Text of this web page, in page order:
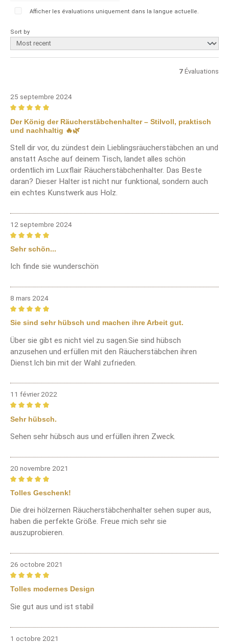
Afficher les évaluations uniquement dans la langue actuelle.
Sort by
7 Évaluations
25 septembre 2024
Review with rating of 5 out of 5 stars
Der König der Räucherstäbchenhalter – Stilvoll, praktisch
und nachhaltig 🔥🌿
Stell dir vor, du zündest dein Lieblingsräucherstäbchen an und
anstatt Asche auf deinem Tisch, landet alles schön
ordentlich im Luxflair Räucherstäbchenhalter. Das Beste
daran? Dieser Halter ist nicht nur funktional, sondern auch
ein echtes Kunstwerk aus Holz.
12 septembre 2024
Review with rating of 5 out of 5 stars
Sehr schön...
Ich finde sie wunderschön
8 mars 2024
Review with rating of 5 out of 5 stars
Sie sind sehr hübsch und machen ihre Arbeit gut.
Über sie gibt es nicht viel zu sagen.Sie sind hübsch
anzusehen und erfüllen mit den Räucherstäbchen ihren
Dienst.Ich bin mit der Wahl zufrieden.
11 février 2022
Review with rating of 5 out of 5 stars
Sehr hübsch.
Sehen sehr hübsch aus und erfüllen ihren Zweck.
20 novembre 2021
Review with rating of 5 out of 5 stars
Tolles Geschenk!
Die drei hölzernen Räucherstäbchenhalter sehen super aus,
haben die perfekte Größe. Freue mich sehr sie
auszuprobieren.
26 octobre 2021
Review with rating of 5 out of 5 stars
Tolles modernes Design
Sie gut aus und ist stabil
1 octobre 2021